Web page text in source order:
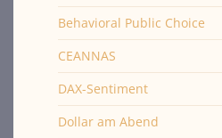
Behavioral Public Choice
CEANNAS
DAX-Sentiment
Dollar am Abend